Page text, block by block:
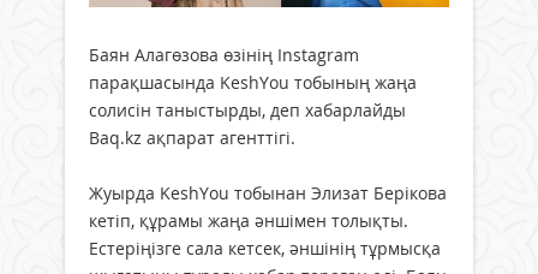
Баян Алагөзова өзінің Instagram
парақшасында KeshYou тобының жаңа
солисін таныстырды, деп хабарлайды
Baq.kz ақпарат агенттігі.
Жуырда KeshYou тобынан Элизат Берікова
кетіп, құрамы жаңа әншімен толықты.
Естеріңізге сала кетсек, әншінің тұрмысқа